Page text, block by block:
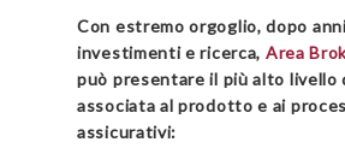
Con estremo orgoglio, dopo
investimenti e ricerca, Area
può presentare il più alto livello
associata al prodotto e ai
assicurativi: